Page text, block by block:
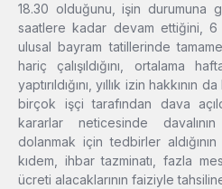
18.30 olduğunu, işin durumuna
saatlere kadar devam ettiğini, 6
ulusal bayram tatillerinde
hariç çalışıldığını, ortalama
yaptırıldığını, yıllık izin hakkının
birçok işçi tarafından dava
kararlar neticesinde
dolanmak için tedbirler
kıdem, ihbar tazminatı, fazla
ücreti alacaklarının faiziyle